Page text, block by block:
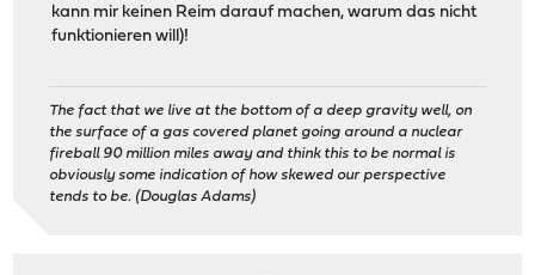
kann mir keinen Reim darauf machen, warum das nicht
funktionieren will)!
The fact that we live at the bottom of a deep gravity well, on
the surface of a gas covered planet going around a nuclear
fireball 90 million miles away and think this to be normal is
obviously some indication of how skewed our perspective
tends to be. (Douglas Adams)